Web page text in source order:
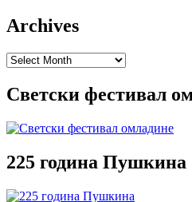
Archives
Archives
Светски фестивал
225 година Пушкина